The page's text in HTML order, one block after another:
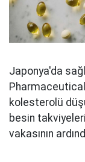
Japonya'da
kolesterolü
besin
vakasının